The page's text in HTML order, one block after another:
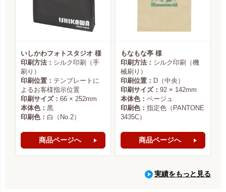
いしかわフォトスタジオ 様
印刷方法： シルク印刷（手
刷り）
印刷位置： テンプレートに
よるお客様指示位置
印刷サイズ： 66 × 252mm
本体色： 黒
印刷色： 白（No.2）
商品ページへ
もなもな亭 様
印刷方法： シルク印刷（機
械刷り）
印刷位置： D（中央）
印刷サイズ： 92 × 142mm
本体色： ベージュ
印刷色： 指定色（PANTONE
3435C）
商品ページへ
実績をもっと見る